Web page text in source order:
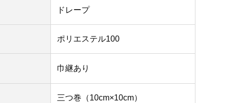
ドレープ
ポリエステル100
巾継あり
三つ巻（10cm×10cm）